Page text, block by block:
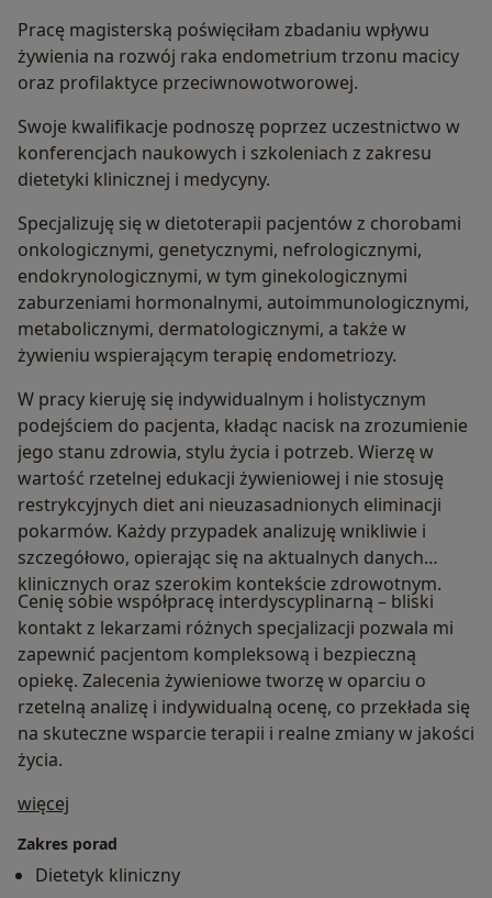
Pracę magisterską poświęciłam zbadaniu wpływu
żywienia na rozwój raka endometrium trzonu macicy
oraz profilaktyce przeciwnowotworowej.
Swoje kwalifikacje podnoszę poprzez uczestnictwo w
konferencjach naukowych i szkoleniach z zakresu
dietetyki klinicznej i medycyny.
Specjalizuję się w dietoterapii pacjentów z chorobami
onkologicznymi, genetycznymi, nefrologicznymi,
endokrynologicznymi, w tym ginekologicznymi
zaburzeniami hormonalnymi, autoimmunologicznymi,
metabolicznymi, dermatologicznymi, a także w
żywieniu wspierającym terapię endometriozy.
W pracy kieruję się indywidualnym i holistycznym
podejściem do pacjenta, kładąc nacisk na zrozumienie
jego stanu zdrowia, stylu życia i potrzeb. Wierzę w
wartość rzetelnej edukacji żywieniowej i nie stosuję
restrykcyjnych diet ani nieuzasadnionych eliminacji
pokarmów. Każdy przypadek analizuję wnikliwie i
szczegółowo, opierając się na aktualnych danych
klinicznych oraz szerokim kontekście zdrowotnym.
Cenię sobie współpracę interdyscyplinarną – bliski
kontakt z lekarzami różnych specjalizacji pozwala mi
zapewnić pacjentom kompleksową i bezpieczną
opiekę. Zalecenia żywieniowe tworzę w oparciu o
rzetelną analizę i indywidualną ocenę, co przekłada się
na skuteczne wsparcie terapii i realne zmiany w jakości
życia.
więcej
Zakres porad
Dietetyk kliniczny